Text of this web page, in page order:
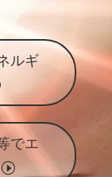
ルギ
でエ